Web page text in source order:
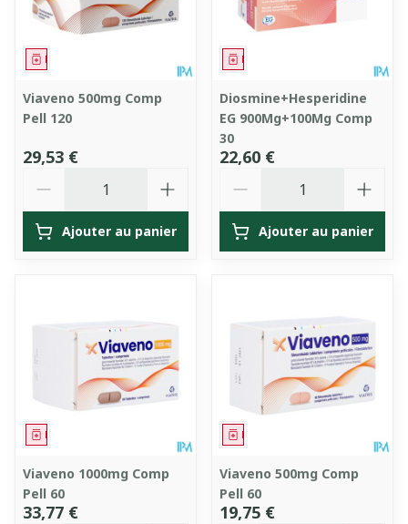
Médicament
Viaveno 500mg Comp
Pell 120
29,53 €
Ajouter au panier
Médicament
Diosmine+Hesperidine
EG 900Mg+100Mg Comp
30
22,60 €
Ajouter au panier
Médicament
Viaveno 1000mg Comp
Pell 60
33,77 €
Médicament
Viaveno 500mg Comp
Pell 60
19,75 €